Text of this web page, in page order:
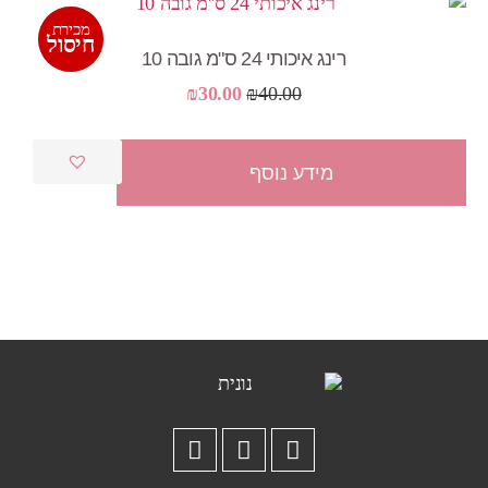
מכירת
חיסול
מבצע!
רינג איכותי 24 ס"מ גובה 10
₪40.00
המחיר
היה:
₪30.00 המחיר
הוא:
מידע נוסף